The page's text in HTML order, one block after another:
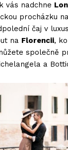
vás nadchne
procházku
čaj v
na Florencii,
společně
a